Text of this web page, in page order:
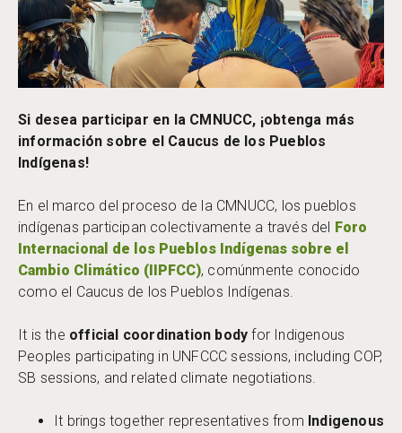
Si desea participar en la CMNUCC, ¡obtenga más
información sobre el Caucus de los Pueblos
Indígenas!
En el marco del proceso de la CMNUCC, los pueblos
indígenas participan colectivamente a través del
Foro
Internacional de los Pueblos Indígenas sobre el
Cambio Climático (IIPFCC), comúnmente conocido
como el Caucus de los Pueblos Indígenas.
It is the official coordination body for Indigenous
Peoples participating in UNFCCC sessions, including COP,
SB sessions, and related climate negotiations.
It brings together representatives from Indigenous